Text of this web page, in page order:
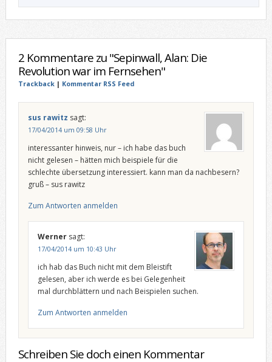
2 Kommentare zu "Sepinwall, Alan: Die
Revolution war im Fernsehen"
Trackback| Kommentar RSS Feed
sus rawitz sagt:
17/04/2014 um 09:58 Uhr
interessanter hinweis, nur – ich habe das buch
nicht gelesen – hätten mich beispiele für die
schlechte übersetzung interessiert. kann man da nachbesern?
gruß – sus rawitz
Zum Antworten anmelden
Werner sagt:
17/04/2014 um 10:43 Uhr
ich hab das Buch nicht mit dem Bleistift
gelesen, aber ich werde es bei Gelegenheit
mal durchblättern und nach Beispielen suchen.
Zum Antworten anmelden
Schreiben Sie doch einen Kommentar